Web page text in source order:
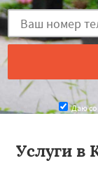
Даю
Услуги в